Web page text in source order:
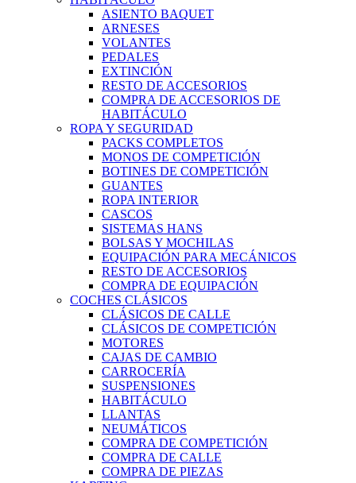
ASIENTO BAQUET
ARNESES
VOLANTES
PEDALES
EXTINCIÓN
RESTO DE ACCESORIOS
COMPRA DE ACCESORIOS DE
HABITÁCULO
ROPA Y SEGURIDAD
PACKS COMPLETOS
MONOS DE COMPETICIÓN
BOTINES DE COMPETICIÓN
GUANTES
ROPA INTERIOR
CASCOS
SISTEMAS HANS
BOLSAS Y MOCHILAS
EQUIPACIÓN PARA MECÁNICOS
RESTO DE ACCESORIOS
COMPRA DE EQUIPACIÓN
COCHES CLÁSICOS
CLÁSICOS DE CALLE
CLÁSICOS DE COMPETICIÓN
MOTORES
CAJAS DE CAMBIO
CARROCERÍA
SUSPENSIONES
HABITÁCULO
LLANTAS
NEUMÁTICOS
COMPRA DE COMPETICIÓN
COMPRA DE CALLE
COMPRA DE PIEZAS